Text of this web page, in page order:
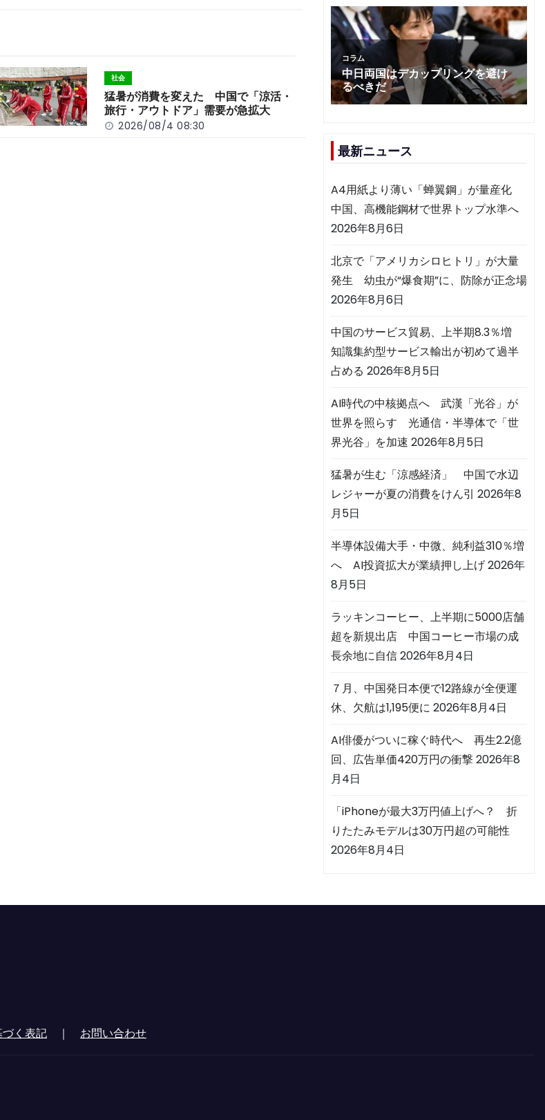
社会
猛暑が消費を変えた 中国で「涼活・
旅行・アウトドア」需要が急拡大
2026/08/4 08:30
最新ニュース
A4用紙より薄い「蝉翼鋼」が量産化
中国、高機能鋼材で世界トップ水準へ
2026年8月6日
北京で「アメリカシロヒトリ」が大量
発生 幼虫が“爆食期”に、防除が正念場
2026年8月6日
中国のサービス貿易、上半期8.3％増
知識集約型サービス輸出が初めて過半
占める 2026年8月5日
AI時代の中核拠点へ 武漢「光谷」が
世界を照らす 光通信・半導体で「世
界光谷」を加速 2026年8月5日
猛暑が生む「涼感経済」 中国で水辺
レジャーが夏の消費をけん引 2026年8
月5日
半導体設備大手・中微、純利益310％増
へ AI投資拡大が業績押し上げ2026年
8月5日
ラッキンコーヒー、上半期に5000店舗
超を新規出店 中国コーヒー市場の成
長余地に自信2026年8月4日
７月、中国発日本便で12路線が全便運
休、欠航は1,195便に 2026年8月4日
AI俳優がついに稼ぐ時代へ 再生2.2億
回、広告単価420万円の衝撃2026年8
月4日
「iPhoneが最大3万円値上げへ？ 折
りたたみモデルは30万円超の可能性
2026年8月4日
く表記 ｜ お問い合わせ